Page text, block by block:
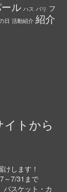
ル ハス バリ フ
日 活動紹介 紹介
トから
します！
～7/31まで
バスケット・カ